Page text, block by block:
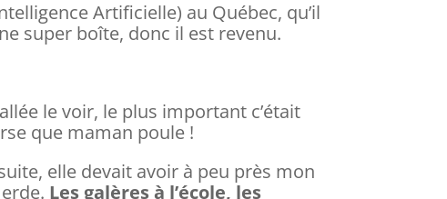
Artificielle) au Québec, qu’il
super boîte, donc il est revenu.
le voir, le plus important c’était
que maman poule !
elle devait avoir à peu près mon
Les galères à l’école, les